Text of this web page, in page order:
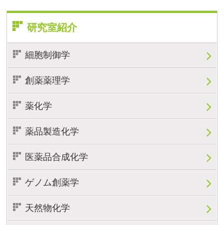
研究室紹介
細胞制御学
創薬薬理学
薬化学
薬品製造化学
医薬品合成化学
ゲノム創薬学
天然物化学